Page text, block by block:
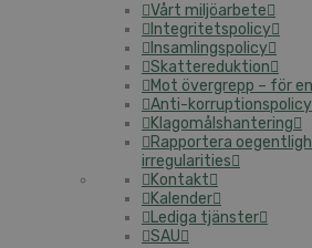
Vårt miljöarbete
Integritetspolicy
Insamlingspolicy
Skattereduktion
Mot övergrepp – för
Anti-korruptionspolicy
Klagomålshantering
Rapportera
irregularities
Kontakt
Kalender
Lediga tjänster
SAU